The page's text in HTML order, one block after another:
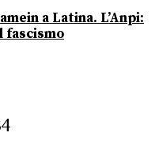
a Latina. L’Anpi:
fascismo